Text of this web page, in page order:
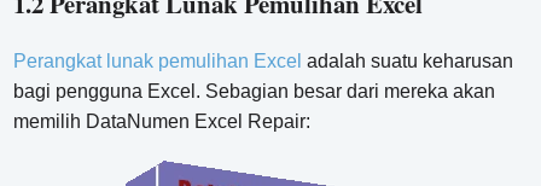
Perangkat lunak pemulihan Excel adalah suatu keharusan
bagi pengguna Excel. Sebagian besar dari mereka akan
memilih DataNumen Excel Repair: